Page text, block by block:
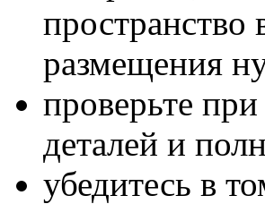
пространство
размещения
проверьте
деталей и
убедитесь в